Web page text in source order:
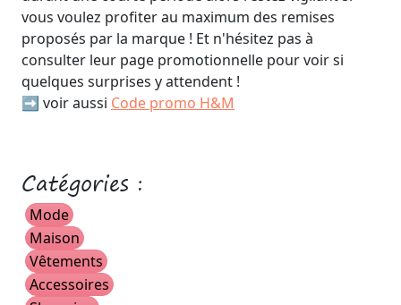
vous voulez profiter au maximum des remises
proposés par la marque ! Et n'hésitez pas à
consulter leur page promotionnelle pour voir si
quelques surprises y attendent !
➡️ voir aussi Code promo H&M
Catégories :
Mode
Maison
Vêtements
Accessoires